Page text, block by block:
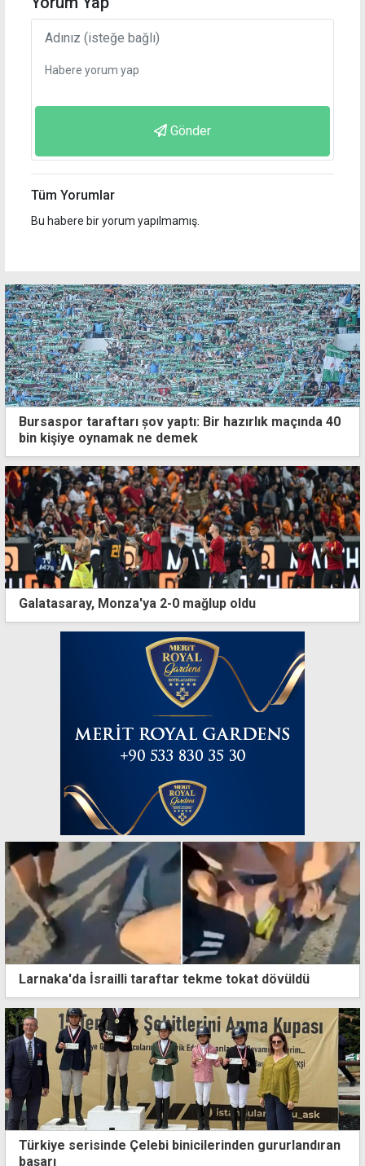
Gönder
Tüm Yorumlar
Bu habere bir yorum yapılmamış.
Bursaspor taraftarı șov yaptı: Bir hazırlık maçında 40
bin kişiye oynamak ne demek
Galatasaray, Monza'ya 2-0 mağlup oldu
Larnaka'da İsrailli taraftar tekme tokat dövüldü
Türkiye serisinde Çelebi binicilerinden gururlandıran
başarı